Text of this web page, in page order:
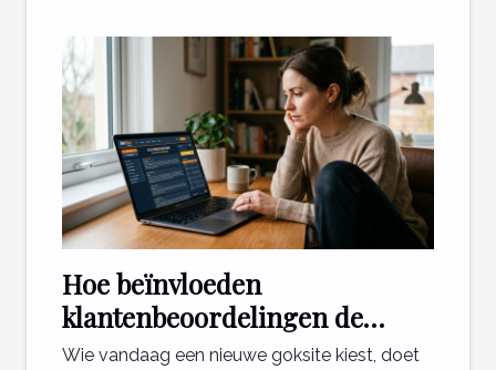
Hoe beïnvloeden
klantenbeoordelingen de
keuze voor een goksite?
Wie vandaag een nieuwe goksite kiest, doet